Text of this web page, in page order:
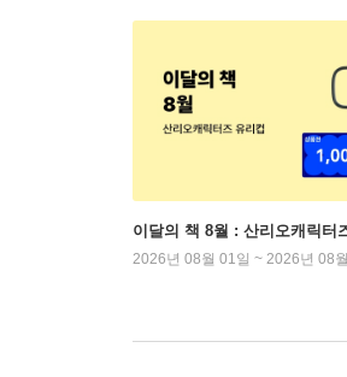
이달의 책 8월 : 산리오캐릭터
2026년 08월 01일 ~ 2026년 08